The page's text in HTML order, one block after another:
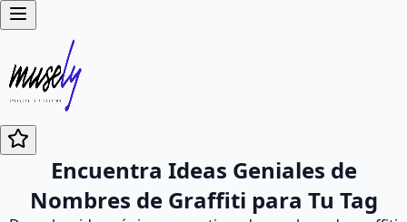
Encuentra Ideas Geniales de
Nombres de Graffiti para Tu Tag